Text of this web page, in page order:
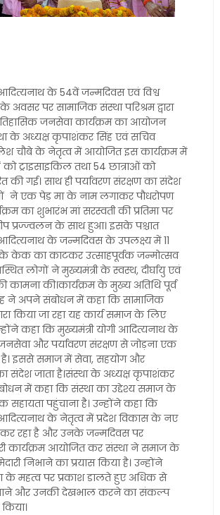
आदित्यनाथ के 54वें जन्मदिवस एवं विश्व
अवसर पर सामाजिक संस्था परिश्रम द्वारा
जनसेवा कार्यक्रम का आयोजन
के अध्यक्ष कृपाशंकर सिंह एवं सचिव
चौबे के नेतृत्व में आयोजित इस कार्यक्रम में
ट्राइसाइकिल तथा 54 छात्राओं को
की गई। साथ ही पर्यावरण संरक्षण का संदेश
ने एक पेड़ मा के नाम लगाकर पौधरोपण
का शुभारंभ मां सरस्वती की प्रतिमा पर
प्रज्ज्वलन के साथ हुआ। इसके पश्चात
आदित्यनाथ के जन्मदिवस के उपलक्ष्य में 11
केक का काटकर उत्साहपूर्वक जन्मोत्सव
लोगों ने मुख्यमंत्री के स्वस्थ, दीर्घायु एवं
कामना की।कार्यक्रम के मुख्य अतिथि पूर्व
ने अपने संबोधन में कहा कि सामाजिक
किया जा रहा यह कार्य समाज के लिए
कहा कि मुख्यमंत्री योगी आदित्यनाथ के
और पर्यावरण संरक्षण से जोड़ना एक
इससे समाज में सेवा, सहयोग और
संदेश जाता है।संस्था के अध्यक्ष कृपाशंकर
में कहा कि संस्था का उद्देश्य समाज के
सहायता पहुंचाना है। उन्होंने कहा कि
आदित्यनाथ के नेतृत्व में प्रदेश विकास के नए
कर रहा है और उनके जन्मदिवस पर
कार्यक्रम आयोजित कर संस्था ने समाज के
निभाने का प्रयास किया है। उन्होंने
के महत्व पर प्रकाश डालते हुए अधिक से
और उनकी देखभाल करने का संकल्प